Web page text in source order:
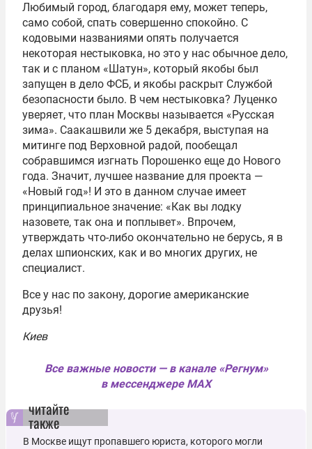
Любимый город, благодаря ему, может теперь,
само собой, спать совершенно спокойно. С
кодовыми названиями опять получается
некоторая нестыковка, но это у нас обычное дело,
так и с планом «Шатун», который якобы был
запущен в дело ФСБ, и якобы раскрыт Службой
безопасности было. В чем нестыковка? Луценко
уверяет, что план Москвы называется «Русская
зима». Саакашвили же 5 декабря, выступая на
митинге под Верховной радой, пообещал
собравшимся изгнать Порошенко еще до Нового
года. Значит, лучшее название для проекта —
«Новый год»! И это в данном случае имеет
принципиальное значение: «Как вы лодку
назовете, так она и поплывет». Впрочем,
утверждать что-либо окончательно не берусь, я в
делах шпионских, как и во многих других, не
специалист.
Все у нас по закону, дорогие американские
друзья!
Киев
Все важные новости — в канале «Регнум»
в мессенджере MAX
читайте
также
В Москве ищут пропавшего юриста, которого могли